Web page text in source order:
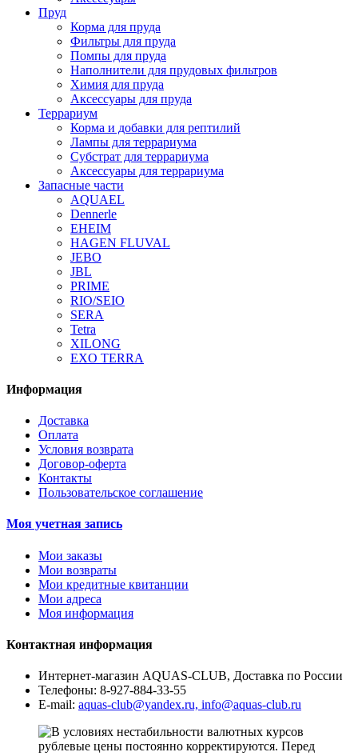
Пруд
Корма для пруда
Фильтры для пруда
Помпы для пруда
Наполнители для прудовых фильтров
Химия для пруда
Аксессуары для пруда
Террариум
Корма и добавки для рептилий
Лампы для террариума
Субстрат для террариума
Аксессуары для террариума
Запасные части
AQUAEL
Dennerle
EHEIM
HAGEN FLUVAL
JEBO
JBL
PRIME
RIO/SEIO
SERA
Tetra
XILONG
EXO TERRA
Информация
Доставка
Оплата
Условия возврата
Договор-оферта
Контакты
Пользовательское соглашение
Моя учетная запись
Мои заказы
Мои возвраты
Мои кредитные квитанции
Мои адреса
Моя информация
Контактная информация
Интернет-магазин AQUAS-CLUB, Доставка по России
Телефоны: 8-927-884-33-55
E-mail: aquas-club@yandex.ru, info@aquas-club.ru